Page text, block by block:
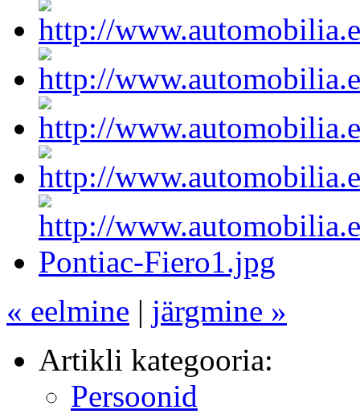
« eelmine | järgmine »
Artikli kategooria:
Persoonid